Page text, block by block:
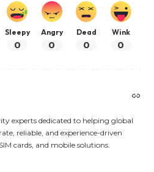
Sleepy
0
Angry
0
Dead
0
Wink
0
experts dedicated to helping global
reliable, and experience-driven
cards, and mobile solutions.